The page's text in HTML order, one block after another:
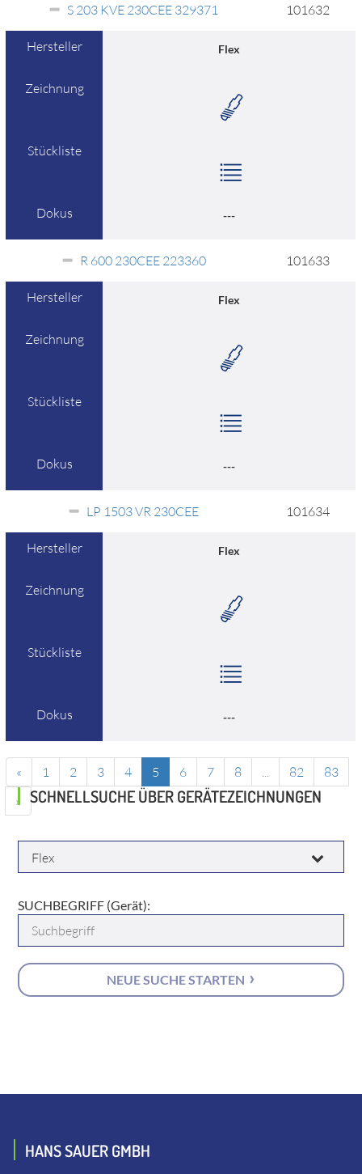
S 203 KVE 230CEE 329371 101632
Hersteller Flex
Zeichnung
Stückliste
Dokus ---
R 600 230CEE 223360 101633
Hersteller Flex
Zeichnung
Stückliste
Dokus ---
LP 1503 VR 230CEE 101634
Hersteller Flex
Zeichnung
Stückliste
Dokus ---
« 1 2 3 4 5 6 7 8 ... 82
83
»
SCHNELLSUCHE ÜBER GERÄTEZEICHNUNGEN
HERSTELLER:
SUCHBEGRIFF (Gerät):
NEUE SUCHE STARTEN
HANS SAUER GMBH